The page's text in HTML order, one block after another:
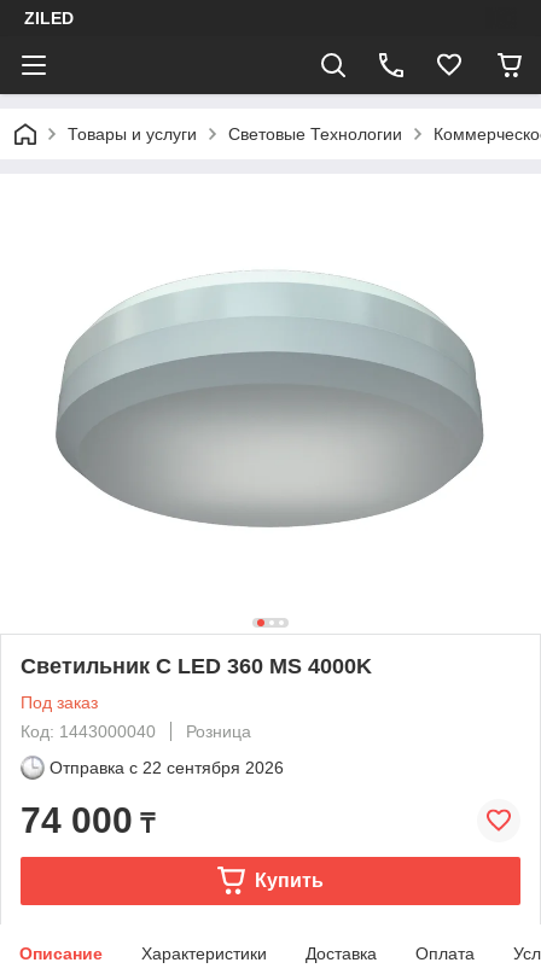
ZILED
Товары и услуги Световые Технологии
Светильник C LED 360 MS 4000K
Под заказ
Код: 1443000040
Розница
Отправка с 22 сентября 2026
74 000 ₸
Купить
Описание Характеристики Доставка Оплата